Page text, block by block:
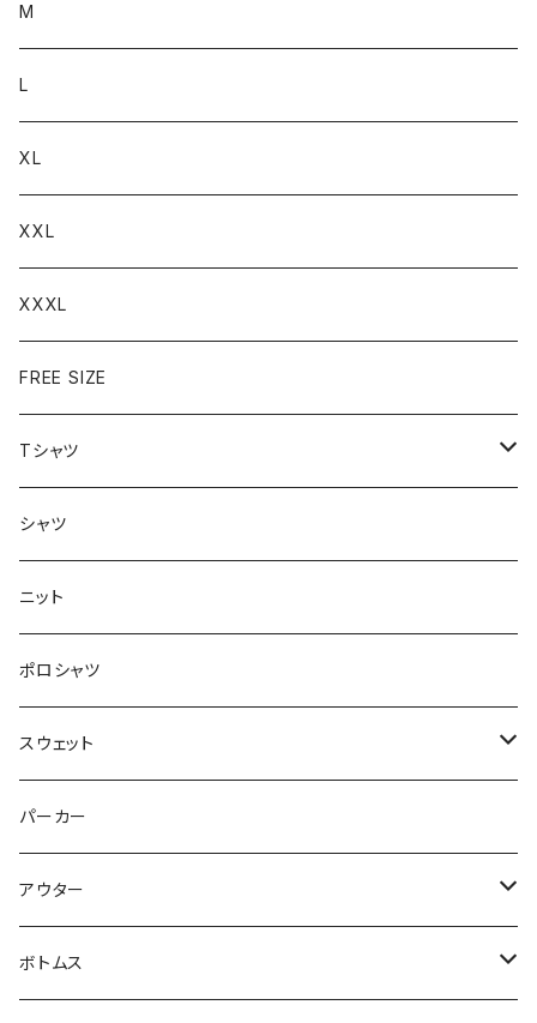
M
L
XL
XXL
XXXL
FREE SIZE
Tシャツ
半袖
ロングTシャツ
タンクトップ
シャツ
ニット
ポロシャツ
スウェット
トップス
パンツ
パーカー
アウター
ジャケット
ボトムス